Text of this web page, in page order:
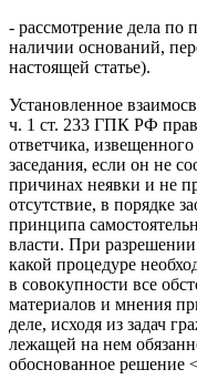
- рассмотрение дела по
наличии оснований,
настоящей статье).
Установленное
ч. 1 ст. 233 ГПК РФ
ответчика,
заседания, если он не
причинах неявки и не
отсутствие, в порядке
принципа
власти. При
какой процедуре
в совокупности все
материалов и мнения
деле, исходя из задач
лежащей на нем
обоснованное решение